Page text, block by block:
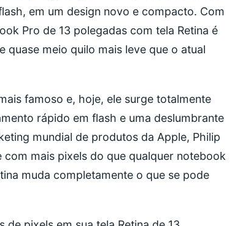
em um design novo e compacto. Com
Pro de 13 polegadas com tela Retina é
meio quilo mais leve que o atual
famoso e, hoje, ele surge totalmente
rápido em flash e uma deslumbrante
mundial de produtos da Apple, Philip
mais pixels do que qualquer notebook
muda completamente o que se pode